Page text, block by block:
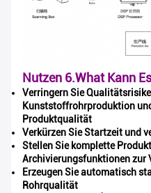
Hinterlass
Wir rufen
Nutzen 6.What Kann
Verringern Sie
Kunststoffrohrproduktion
Produktqualität
Verkürzen Sie Startzeit und
Stellen Sie komplette
Archivierungsfunktionen zur
Erzeugen Sie automatisch
Rohrqualität